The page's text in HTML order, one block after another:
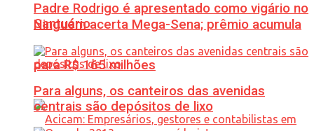
Ninguém acerta Mega-Sena; prêmio acumula
para R$ 165 milhões
Padre Rodrigo é apresentado como vigário no
Santuário
Para alguns, os canteiros das avenidas
centrais são depósitos de lixo